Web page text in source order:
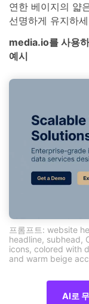
연한 베이지의 얇
선명하게 유지하
media.io를 사용
예시
프롬프트: website
headline, subhead,
icons, colored with
and warm beige
AI로